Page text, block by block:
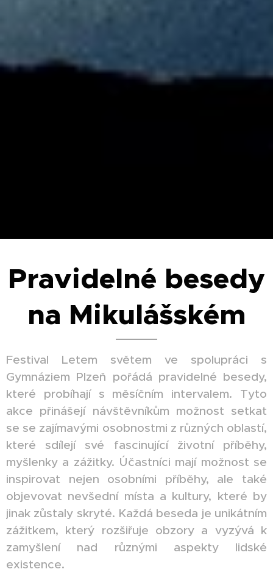
Pravidelné besedy
na Mikulášském
Festival Letem světem ve spolupráci s
Gymnáziem Plzeň pořádá pravidelné besedy,
které probíhají s měsíčním intervalem. Tyto
akce přinášejí návštěvníkům možnost setkat
se se zajímavými osobnostmi z různých oblastí,
které sdílejí své fascinující životní příběhy,
myšlenky a zážitky. Účastníci mají možnost se
inspirovat nejen osobními příběhy, ale také
objevovat nevšední místa a kultury, které by
jinak zůstaly skryté. Každá beseda je unikátním
zážitkem, který rozšiřuje obzory a vyzývá k
zamyšlení nad různými aspekty lidské
existence.